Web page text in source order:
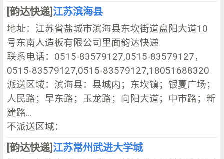
[韵达快递] 江苏滨海县
地址：江苏省盐城市滨海县东坎街道盘阳大道10
号东南人造板有限公司里面韵达快递
联系电话：0515-83579127,0515-83579127，
0515-83579127,0515-83579127,18051688320
派送区域：滨海县：县城内；东坎镇；银夏广场；
人民路；早东路；玉龙路；向阳大道；中市路；新
建路...
不派送区域：
[韵达快递] 江苏常州武进大学城